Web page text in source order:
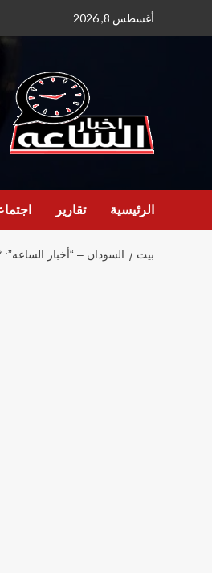
أغسطس 8, 2026
الرئيسية تقارير
بيت السودان – “أخبار